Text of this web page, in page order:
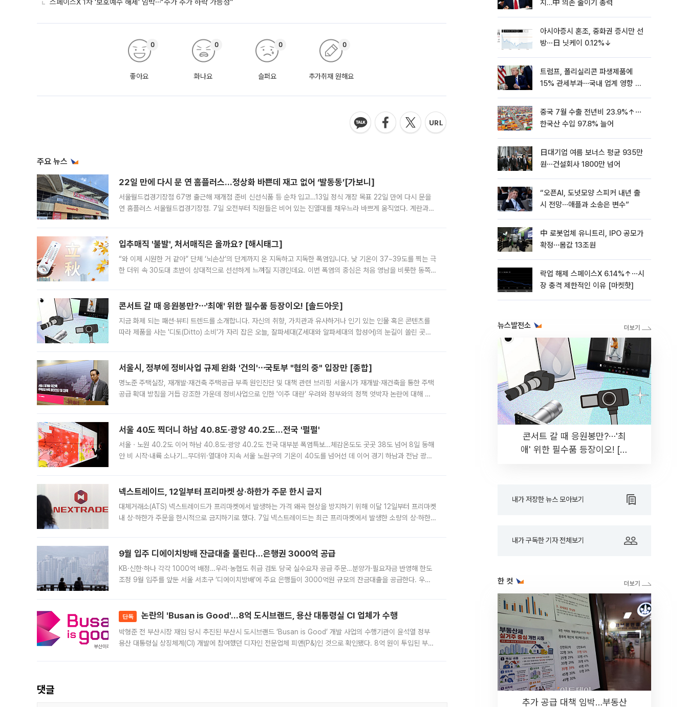
스페이스X 1차 '보호예수 해제' 임박⋯“주가 추가 하락 가능성”
좋아요
0
화나요
0
슬퍼요
0
추가취재 원해요
0
주요 뉴스
22일 만에 다시 문 연 홈플러스…정상화 바쁜데 재고 없어 ‘발동동’[가보니]
서울월드컵경기장점 67명 출근해 재개점 준비 신선식품 등 순차 입고…13일 정식 개장 목표 22일 만에 다시 문을
연 홈플러스 서울월드컵경기장점. 7일 오전부터 직원들은 비어 있는 진열대를 채우느라 바쁘게 움직였다. 계란과
입추매직 '불발', 처서매직은 올까요? [해시태그]
“와 이제 시원한 거 같아” 단체 ‘뇌손상’의 단계까지 온 지독하고 지독한 폭염입니다. 낮 기온이 37~39도를 찍는 극
한 더위 속 30도대 초반이 상대적으로 선선하게 느껴질 지경인데요. 이번 폭염의 중심은 처음 영남을 비롯한 동쪽
콘서트 갈 때 응원봉만?⋯'최애' 위한 필수품 등장이오! [솔드아웃]
지금 화제 되는 패션·뷰티 트렌드를 소개합니다. 자신의 취향, 가치관과 유사하거나 인기 있는 인물 혹은 콘텐츠를
따라 제품을 사는 '디토(Ditto) 소비'가 자리 잡은 오늘, 잘파세대(Z세대와 알파세대의 합성어)의 눈길이 쏠린 곳은
서울시, 정부에 정비사업 규제 완화 '건의'⋯국토부 "협의 중" 입장만 [종합]
명노준 주택실장, 재개발·재건축 주택공급 부족 원인진단 및 대책 관련 브리핑 서울시가 재개발·재건축을 통한 주택
공급 확대 방침을 거듭 강조한 가운데 정비사업으로 인한 '이주 대란' 우려와 정부와의 정책 엇박자 논란에 대해 정
서울 40도 찍더니 하남 40.8도·광양 40.2도…전국 '펄펄'
서울ㆍ노원 40.2도 이어 하남 40.8도·광양 40.2도 전국 대부분 폭염특보…체감온도도 곳곳 38도 넘어 8일 동해
안 비 시작·내륙 소나기…무더위·열대야 지속 서울 노원구의 기온이 40도를 넘어선 데 이어 경기 하남과 전남 광양
넥스트레이드, 12일부터 프리마켓 상·하한가 주문 한시 금지
대체거래소(ATS) 넥스트레이드가 프리마켓에서 발생하는 가격 왜곡 현상을 방지하기 위해 이달 12일부터 프리마켓
내 상·하한가 주문을 한시적으로 금지하기로 했다. 7일 넥스트레이드는 최근 프리마켓에서 발생한 소량의 상·하한
9월 입주 디에이치방배 잔금대출 풀린다…은행권 3000억 공급
KB·신한·하나 각각 1000억 배정…우리·농협도 취급 검토 당국 실수요자 공급 주문…분양가·필요자금 반영해 한도
조정 9월 입주를 앞둔 서울 서초구 ‘디에이치방배’에 주요 은행들이 3000억원 규모의 잔금대출을 공급한다. 우리
단독 논란의 'Busan is Good'…8억 도시브랜드, 용산 대통령실 CI 업체가 수행
박형준 전 부산시장 재임 당시 추진된 부산시 도시브랜드 ‘Busan is Good’ 개발 사업의 수행기관이 윤석열 정부
용산 대통령실 상징체계(CI) 개발에 참여했던 디자인 전문업체 피앤(P&)인 것으로 확인됐다. 8억 원이 투입된 부산
댓글
지…中 의존 줄이기 총력
아시아증시 혼조, 중화권 증시만 선
방⋯日 닛케이 0.12%↓
트럼프, 폴리실리콘 파생제품에
15% 관세부과⋯국내 업계 영향 촉
중국 7월 수출 전년비 23.9%↑⋯
한국산 수입 97.8% 늘어
日대기업 여름 보너스 평균 935만
원⋯건설회사 1800만 넘어
“오픈AI, 도넛모양 스피커 내년 출
시 전망⋯애플과 소송은 변수”
中 로봇업체 유니트리, IPO 공모가
확정⋯몸값 13조원
락업 해제 스페이스X 6.14%↑⋯시
장 충격 제한적인 이유 [마켓핫]
뉴스발전소
콘서트 갈 때 응원봉만?⋯'최
애' 위한 필수품 등장이오! [솔
내가 저장한 뉴스 모아보기
내가 구독한 기자 전체보기
한 컷
추가 공급 대책 임박…부동산